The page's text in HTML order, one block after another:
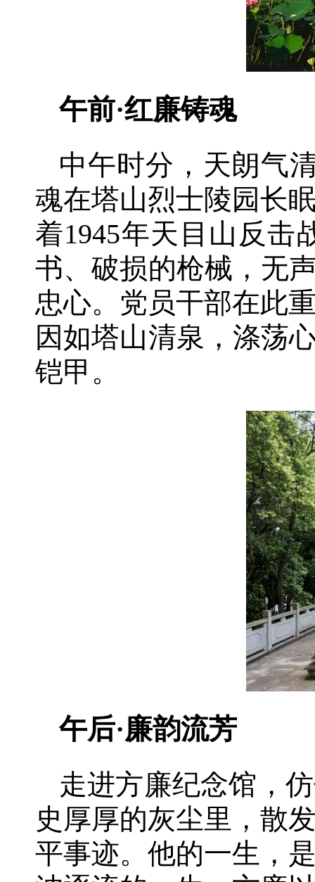
午前·红廉铸魂
中午时分，天朗气
魂在塔山烈士陵园长
着1945年天目山反击
书、破损的枪械，无
忠心。党员干部在此
因如塔山清泉，涤荡
铠甲。
午后·廉韵流芳
走进方廉纪念馆，
史厚厚的灰尘里，散
平事迹。他的一生，